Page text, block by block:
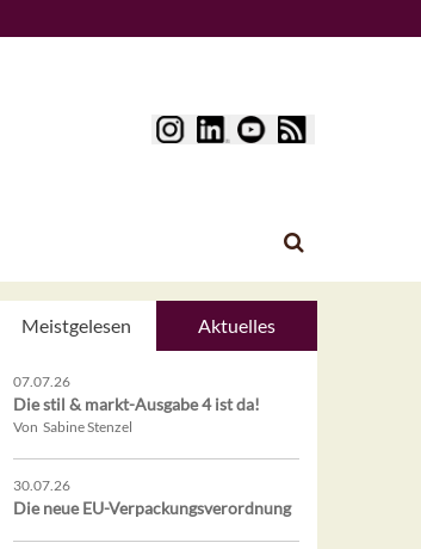
Meistgelesen Aktuelles
07.07.26
Die stil & markt-Ausgabe 4 ist da!
Von Sabine Stenzel
30.07.26
Die neue EU-Verpackungsverordnung